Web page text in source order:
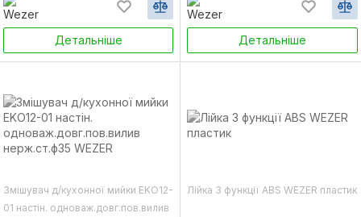
Детальніше Детальніше
Змішувач д/кухонної мийки EKO12-
01 настін. одноваж.довг.пов.вилив
Лійка 3 функції ABS WEZER пластик